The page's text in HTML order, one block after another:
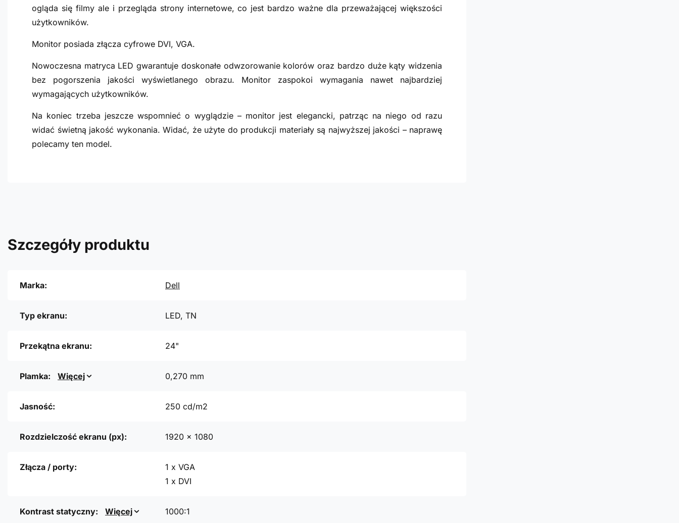
ogląda się filmy ale i przegląda strony internetowe, co jest bardzo ważne dla przeważającej większości
użytkowników.
Monitor posiada złącza cyfrowe DVI, VGA.
Nowoczesna matryca LED gwarantuje doskonałe odwzorowanie kolorów oraz bardzo duże kąty widzenia
bez pogorszenia jakości wyświetlanego obrazu. Monitor zaspokoi wymagania nawet najbardziej
wymagających użytkowników.
Na koniec trzeba jeszcze wspomnieć o wyglądzie – monitor jest elegancki, patrząc na niego od razu
widać świetną jakość wykonania. Widać, że użyte do produkcji materiały są najwyższej jakości – naprawę
polecamy ten model.
Szczegóły produktu
Marka: Dell
Typ ekranu: LED, TN
Przekątna ekranu: 24"
Plamka: Więcej 0,270 mm
Jasność: 250 cd/m2
Rozdzielczość ekranu (px): 1920 x 1080
Złącza / porty:
1 x VGA
1 x DVI
Kontrast statyczny: Więcej 1000:1